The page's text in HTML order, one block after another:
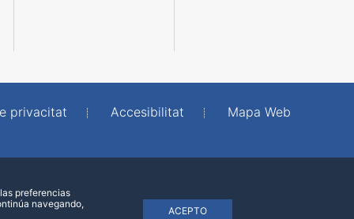
privacitat Accesibilitat
Mapa Web
preferencias
navegando,
ACEPTO